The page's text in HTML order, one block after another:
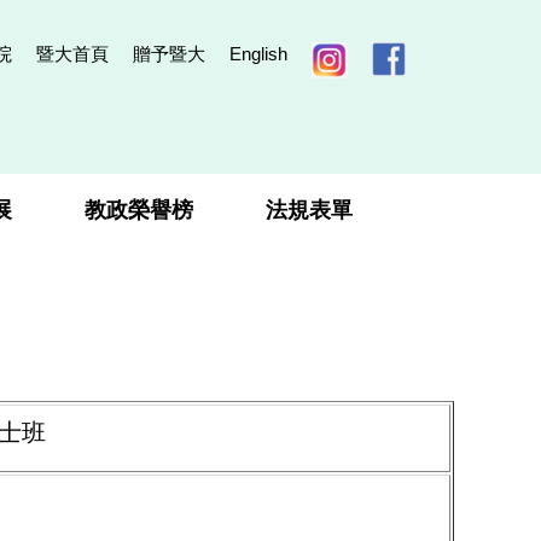
暨大首頁 贈予暨大 English
教政榮譽榜 法規表單
班